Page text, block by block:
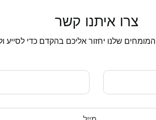
צרו איתנו קשר
שלנו יחזור אליכם בהקדם כדי לסייע